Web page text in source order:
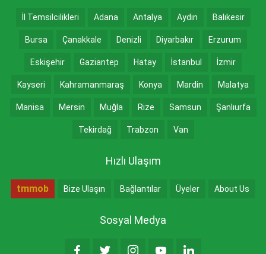
İl Temsilcilikleri Adana Antalya Aydın Balıkesir
Bursa Çanakkale Denizli Diyarbakır Erzurum
Eskişehir Gaziantep Hatay İstanbul İzmir
Kayseri Kahramanmaraş Konya Mardin Malatya
Manisa Mersin Muğla Rize Samsun Şanlıurfa
Tekirdağ Trabzon Van
Hızlı Ulaşım
tmmob Bize Ulaşın Bağlantılar Üyeler About Us
Sosyal Medya